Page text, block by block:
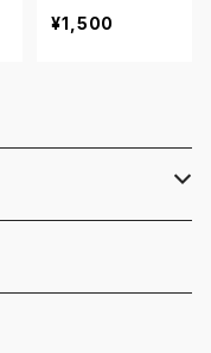
ーナメント★ク
ジャク
¥1,500